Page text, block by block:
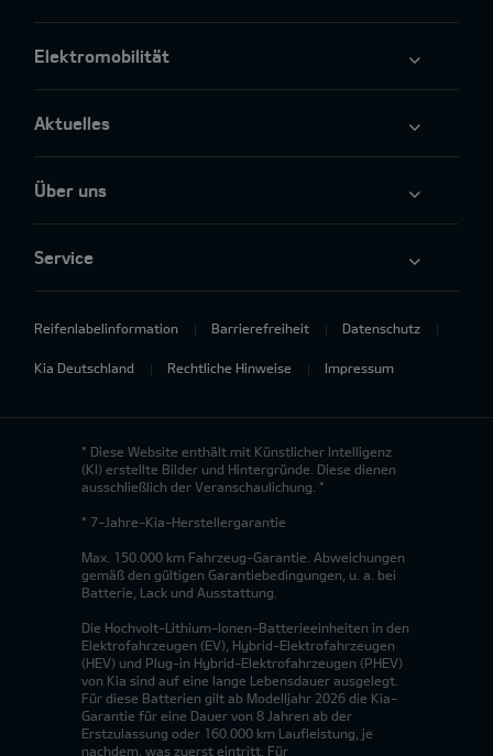
Elektromobilität
Aktuelles
Über uns
Service
Reifenlabelinformation Barrierefreiheit Datenschutz
Kia Deutschland Rechtliche Hinweise Impressum
* Diese Website enthält mit Künstlicher Intelligenz
(KI) erstellte Bilder und Hintergründe. Diese dienen
ausschließlich der Veranschaulichung. *
* 7-Jahre-Kia-Herstellergarantie
Max. 150.000 km Fahrzeug-Garantie. Abweichungen
gemäß den gültigen Garantiebedingungen, u. a. bei
Batterie, Lack und Ausstattung.
Die Hochvolt-Lithium-Ionen-Batterieeinheiten in den
Elektrofahrzeugen (EV), Hybrid-Elektrofahrzeugen
(HEV) und Plug-in Hybrid-Elektrofahrzeugen (PHEV)
von Kia sind auf eine lange Lebensdauer ausgelegt.
Für diese Batterien gilt ab Modelljahr 2026 die Kia-
Garantie für eine Dauer von 8 Jahren ab der
Erstzulassung oder 160.000 km Laufleistung, je
nachdem, was zuerst eintritt. Für